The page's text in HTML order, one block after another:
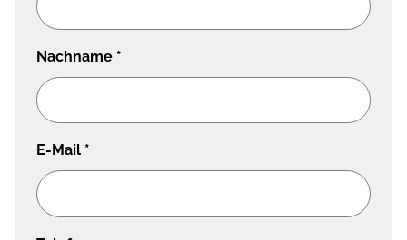
Nachname *
E-Mail *